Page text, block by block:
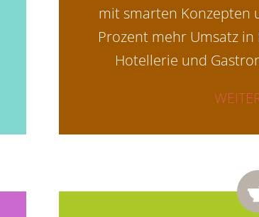
mit smarten Konzepten
Prozent mehr Umsatz in
Hotellerie und